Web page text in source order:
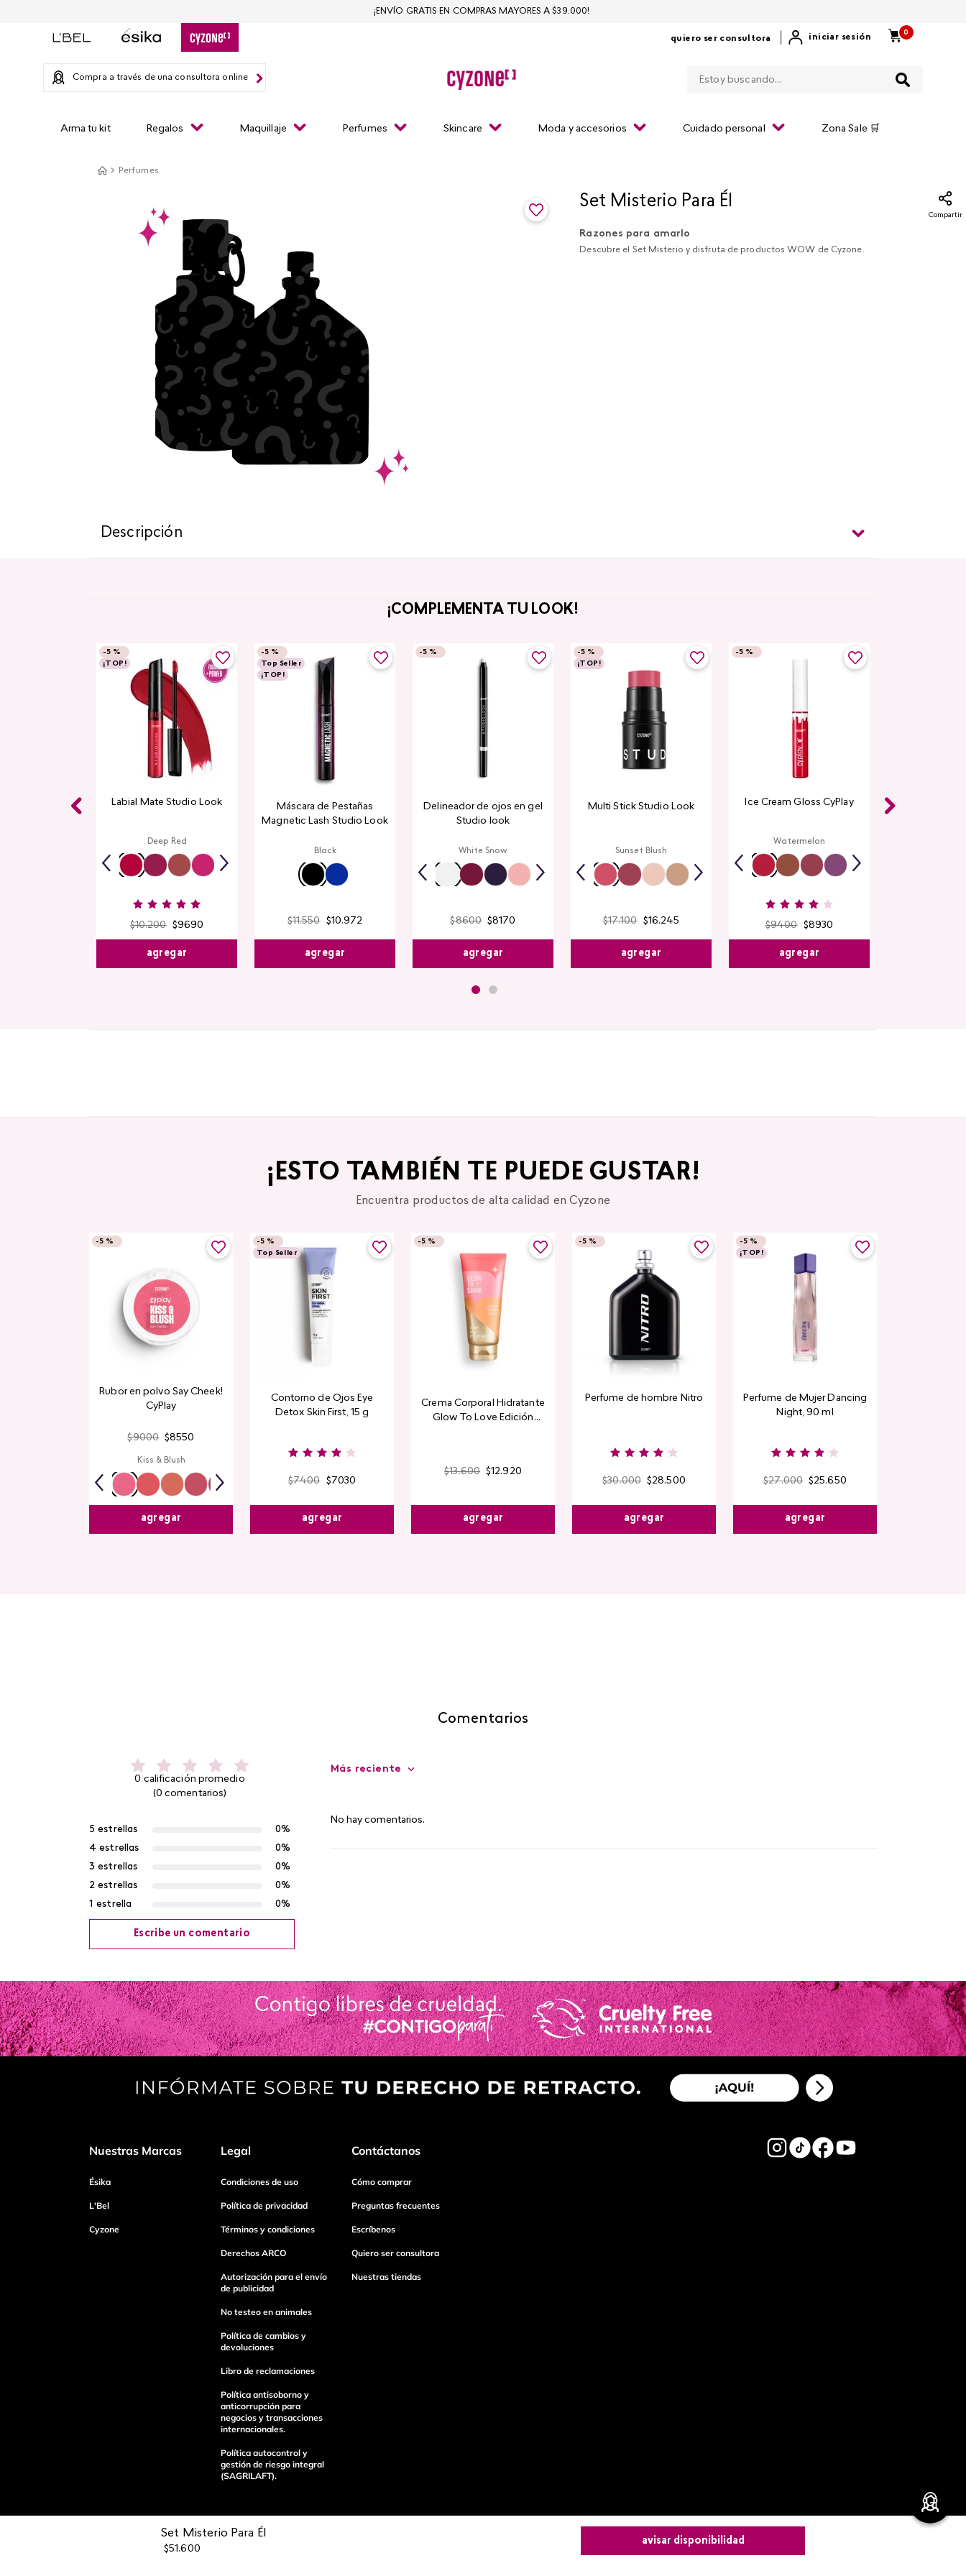
quiero ser consultora iniciar sesión
0
Compra a través de una consultora online
Arma tu kit Regalos Maquillaje Perfumes Skincare Moda y accesorios Cuidado personal Zona Sale 🛒
¡ENVÍO GRATIS EN COMPRAS MAYORES A $39.000!
Perfumes
Set Misterio Para Él
Compartir
Razones para amarlo
Descubre el Set Misterio y disfruta de productos WOW de Cyzone.
Set Misterio Para Él
$51.600
avisar disponibilidad
Descripción
¡COMPLEMENTA TU LOOK!
-5 %
¡TOP!
Labial Mate Studio Look
Deep Red
$10.200 $9690
agregar
-5 %
Top Seller
¡TOP!
Máscara de Pestañas
Magnetic Lash Studio Look
Black
$11.550 $10.972
agregar
-5 %
Delineador de ojos en gel
Studio look
White Snow
$8600 $8170
agregar
-5 %
¡TOP!
Multi Stick Studio Look
Sunset Blush
$17.100 $16.245
agregar
-5 %
Ice Cream Gloss CyPlay
Watermelon
$9400 $8930
agregar
¡ESTO TAMBIÉN TE PUEDE GUSTAR!
Encuentra productos de alta calidad en Cyzone
-5 %
Rubor en polvo Say Cheek!
CyPlay
$9000 $8550
Kiss & Blush
agregar
-5 %
Top Seller
Contorno de Ojos Eye
Detox Skin First, 15 g
$7400 $7030
agregar
-5 %
Crema Corporal Hidratante
Glow To Love Edición
$13.600 $12.920
agregar
-5 %
Perfume de hombre Nitro
$30.000 $28.500
agregar
-5 %
¡TOP!
Perfume de Mujer Dancing
Night, 90 ml
$27.000 $25.650
agregar
Comentarios
0 calificación promedio
(0 comentarios)
5 estrellas
0%
4 estrellas
0%
3 estrellas
0%
2 estrellas
0%
1 estrella
0%
Escribe un comentario
Agregar comentario
Título
Más reciente
No hay comentarios.
Nuestras Marcas
Ésika
L'Bel
Cyzone
Legal
Condiciones de uso
Política de privacidad
Términos y condiciones
Derechos ARCO
Autorización para el envío
de publicidad
No testeo en animales
Política de cambios y
devoluciones
Libro de reclamaciones
Política antisoborno y
anticorrupción para
negocios y transacciones
internacionales.
Política autocontrol y
gestión de riesgo integral
(SAGRILAFT).
Contáctanos
Cómo comprar
Preguntas frecuentes
Escríbenos
Quiero ser consultora
Nuestras tiendas
Pagos 100%